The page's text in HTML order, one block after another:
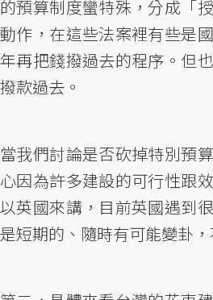
的預算制度蠻特殊，分成「
動作，在這些法案裡有些是
年再把錢撥過去的程序。但
撥款過去。
當我們討論是否砍掉特別預
心因為許多建設的可行性跟
以英國來講，目前英國遇到
是短期的、隨時有可能變卦，